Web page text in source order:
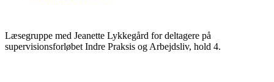
Læsegruppe med Jeanette Lykkegård for deltagere på
supervisionsforløbet Indre Praksis og Arbejdsliv, hold 4.